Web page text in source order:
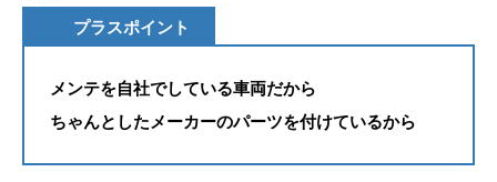
プラスポイント
メンテを自社でしている車両だから
ちゃんとしたメーカーのパーツを付けているから